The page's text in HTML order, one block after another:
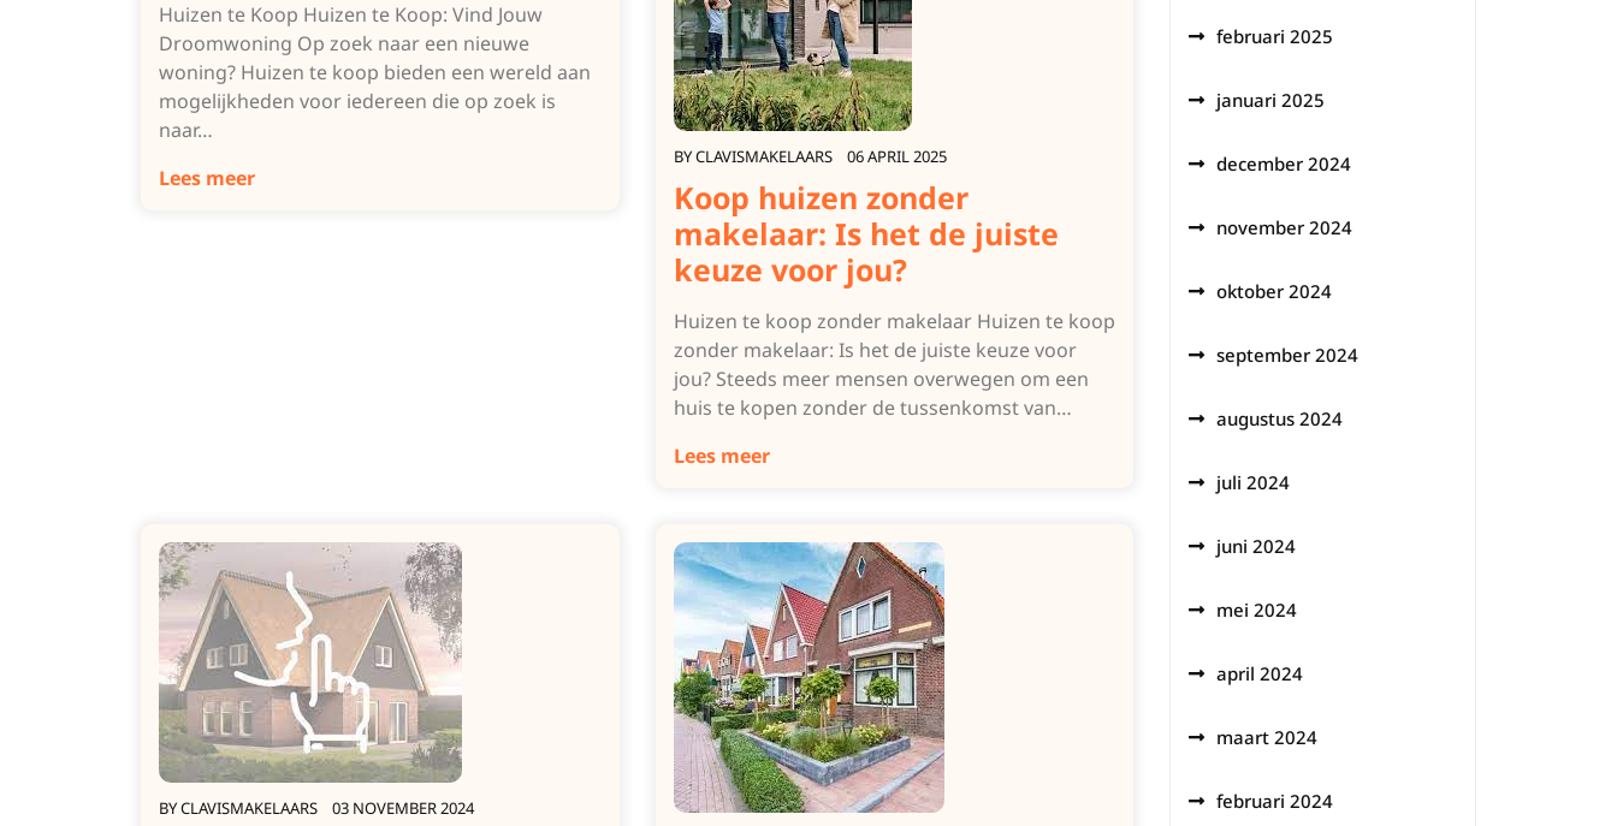
Huizen te Koop Huizen te Koop: Vind Jouw
Droomwoning Op zoek naar een nieuwe
woning? Huizen te koop bieden een wereld aan
mogelijkheden voor iedereen die op zoek is
naar…
Lees meer
BYCLAVISMAKELAARS 06 APRIL 2025
Koop huizen zonder
makelaar: Is het de juiste
keuze voor jou?
Huizen te koop zonder makelaar Huizen te koop
zonder makelaar: Is het de juiste keuze voor
jou? Steeds meer mensen overwegen om een
huis te kopen zonder de tussenkomst van…
Lees meer
BYCLAVISMAKELAARS 03 NOVEMBER 2024
februari 2025
januari 2025
december 2024
november 2024
oktober 2024
september 2024
augustus 2024
juli 2024
juni 2024
mei 2024
april 2024
maart 2024
februari 2024